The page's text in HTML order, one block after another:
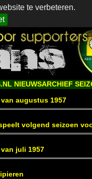
te verbeteren.
NIEUWSARCHIEF
van augustus 1957
volgend seizoen
van juli 1957